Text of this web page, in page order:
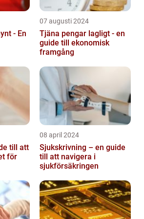
- En
07 augusti 2024
Tjäna pengar lagligt - en
guide till ekonomisk
framgång
till att
för
08 april 2024
Sjukskrivning – en guide
till att navigera i
sjukförsäkringen